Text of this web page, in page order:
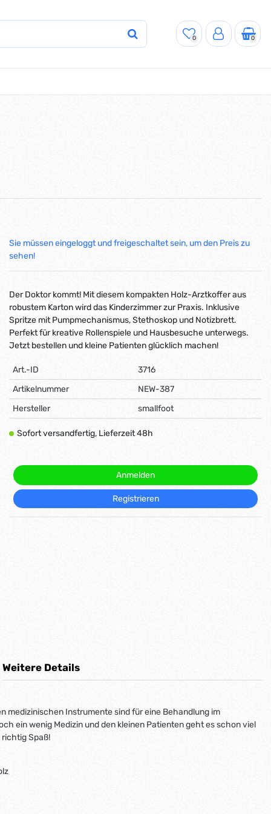
0 0
Sie müssen eingeloggt und freigeschaltet sein, um den Preis zu
sehen!
Der Doktor kommt! Mit diesem kompakten Holz-Arztkoffer aus
robustem Karton wird das Kinderzimmer zur Praxis. Inklusive
Spritze mit Pumpmechanismus, Stethoskop und Notizbrett.
Perfekt für kreative Rollenspiele und Hausbesuche unterwegs.
Jetzt bestellen und kleine Patienten glücklich machen!
Art.-ID
3716
Artikelnummer
NEW-387
Hersteller
smallfoot
Sofort versandfertig, Lieferzeit 48h
Anmelden
Registrieren
Weitere Details
medizinischen Instrumente sind für eine Behandlung im
ein wenig Medizin und den kleinen Patienten geht es schon viel
Spaß!